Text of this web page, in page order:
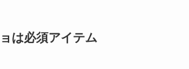
は必須アイテム